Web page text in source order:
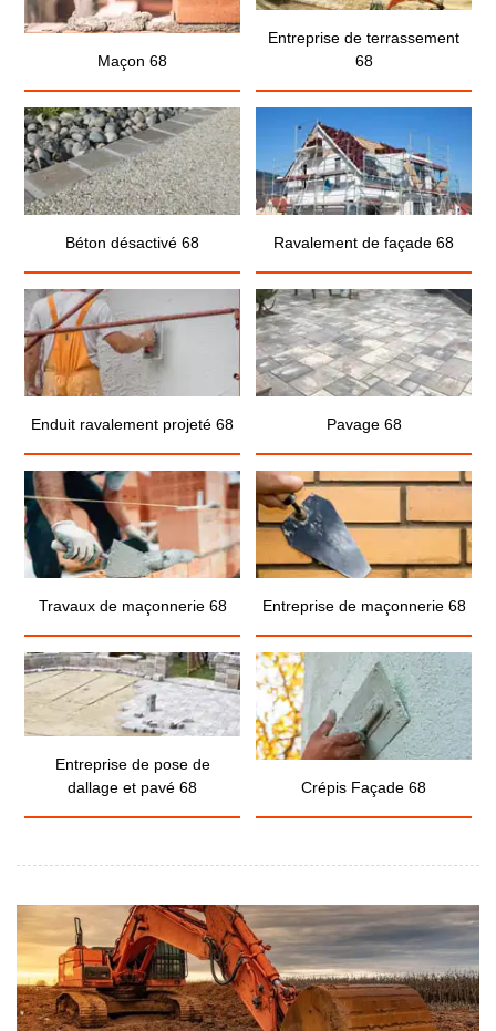
Maçon 68
Entreprise de terrassement
68
Béton désactivé 68 Ravalement de façade 68
Enduit ravalement projeté 68 Pavage 68
Travaux de maçonnerie 68 Entreprise de maçonnerie 68
Entreprise de pose de
dallage et pavé 68
Crépis Façade 68